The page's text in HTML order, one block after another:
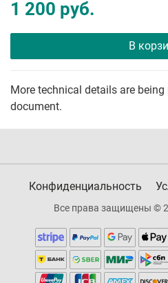
1 200 руб.
В
More technical details are
document.
Конфиденциальность
Все права защищены ©